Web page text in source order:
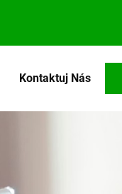
Kontaktuj Nás